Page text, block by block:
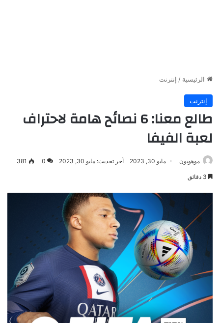
الرئيسية / إنترنت
إنترنت
طالع معنا: 6 نصائح هامة لاحتراف
لعبة الفيفا
موهوبون مايو 30, 2023 آخر تحديث: مايو 30, 2023 0
381